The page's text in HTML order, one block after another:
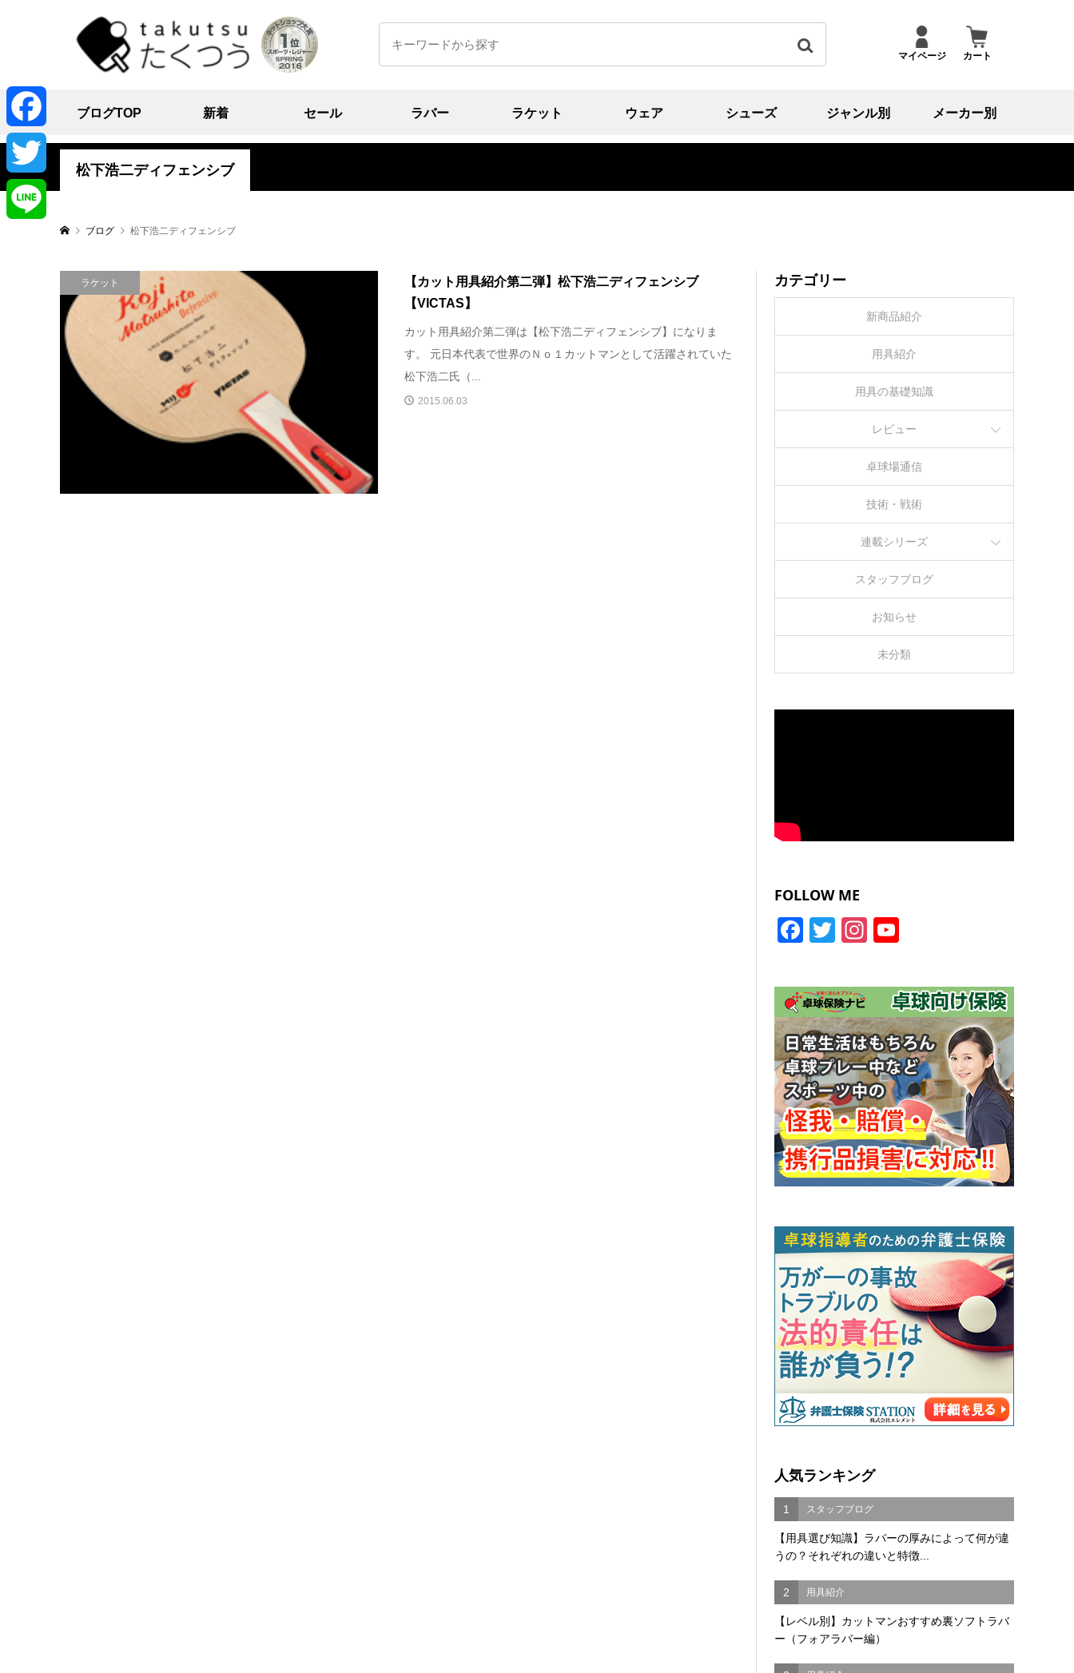
マイページ カート
ブログTOP 新着 セール ラバー ラケット ウェア シューズ ジャンル別 メーカー別
松下浩二ディフェンシブ
ブログ 松下浩二ディフェンシブ
ラケット
【カット用具紹介第二弾】松下浩二ディフェンシブ
【VICTAS】
カット用具紹介第二弾は【松下浩二ディフェンシブ】になりま
す。 元日本代表で世界のＮｏ１カットマンとして活躍されていた
松下浩二氏（...
2015.06.03
カテゴリー
新商品紹介
用具紹介
用具の基礎知識
レビュー
卓球場通信
技術・戦術
連載シリーズ
スタッフブログ
お知らせ
未分類
FOLLOW ME
Facebook
TwitterInstagram
人気ランキング
1 スタッフブログ
【用具選び知識】ラバーの厚みによって何が違
うの？それぞれの違いと特徴...
2 用具紹介
【レベル別】カットマンおすすめ裏ソフトラバ
ー（フォアラバー編）
Facebook
Twitter